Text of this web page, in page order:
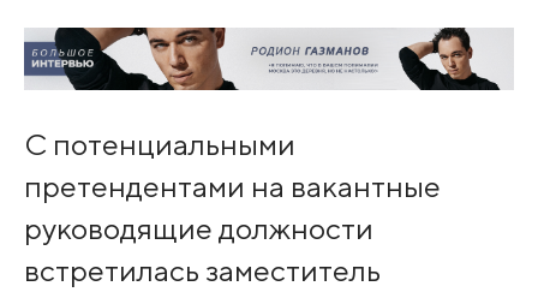
С потенциальными
претендентами на вакантные
руководящие должности
встретилась заместитель